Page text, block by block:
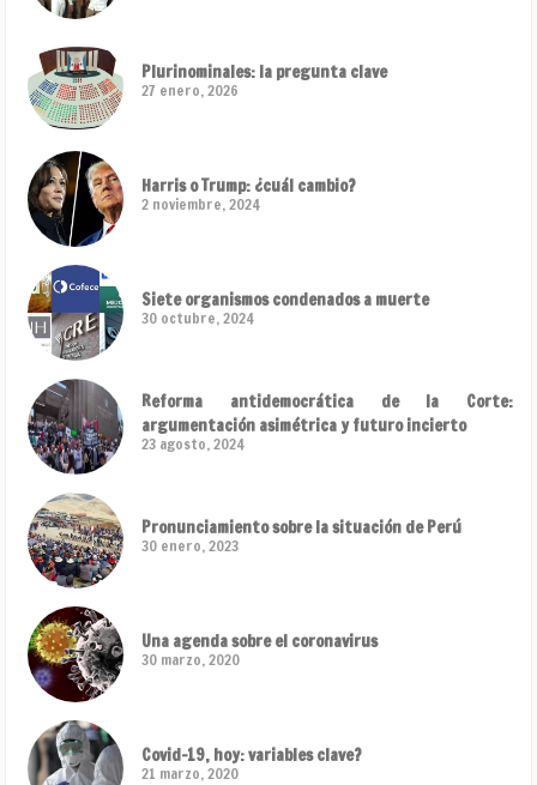
Plurinominales: la pregunta clave
27 enero, 2026
Harris o Trump: ¿cuál cambio?
2 noviembre, 2024
Siete organismos condenados a muerte
30 octubre, 2024
Reforma antidemocrática de la Corte:
argumentación asimétrica y futuro incierto
23 agosto, 2024
Pronunciamiento sobre la situación de Perú
30 enero, 2023
Una agenda sobre el coronavirus
30 marzo, 2020
Covid-19, hoy: variables clave?
21 marzo, 2020